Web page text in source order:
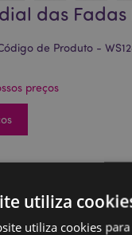
das Fadas
de Produto -
preços
do Produto
utiliza
utiliza cookies